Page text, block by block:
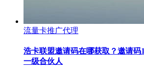
流量卡推广代理
浩卡联盟邀请码在哪获取？邀请码
一级合伙人